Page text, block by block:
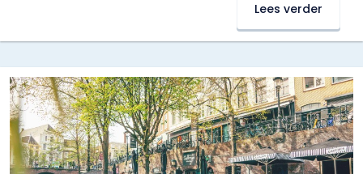
Lees verder